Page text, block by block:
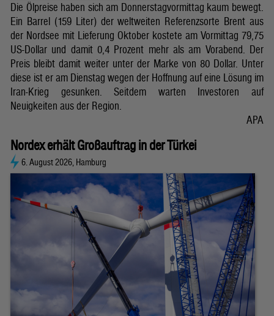
Die Ölpreise haben sich am Donnerstagvormittag kaum bewegt.
Ein Barrel (159 Liter) der weltweiten Referenzsorte Brent aus
der Nordsee mit Lieferung Oktober kostete am Vormittag 79,75
US-Dollar und damit 0,4 Prozent mehr als am Vorabend. Der
Preis bleibt damit weiter unter der Marke von 80 Dollar. Unter
diese ist er am Dienstag wegen der Hoffnung auf eine Lösung im
Iran-Krieg gesunken. Seitdem warten Investoren auf
Neuigkeiten aus der Region.
APA
Nordex erhält Großauftrag in der Türkei
6. August 2026, Hamburg